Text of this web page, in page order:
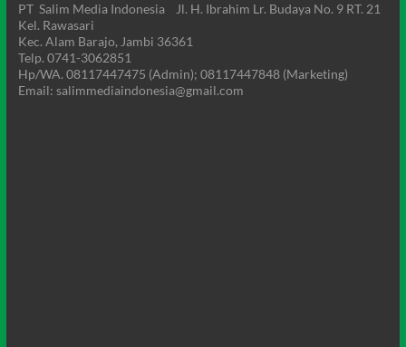
PT Salim Media Indonesia Jl. H. Ibrahim Lr. Budaya No. 9 RT. 21
Kel. Rawasari
Kec. Alam Barajo, Jambi 36361
Telp. 0741-3062851
Hp/WA. 08117447475 (Admin); 08117447848 (Marketing)
Email: salimmediaindonesia@gmail.com